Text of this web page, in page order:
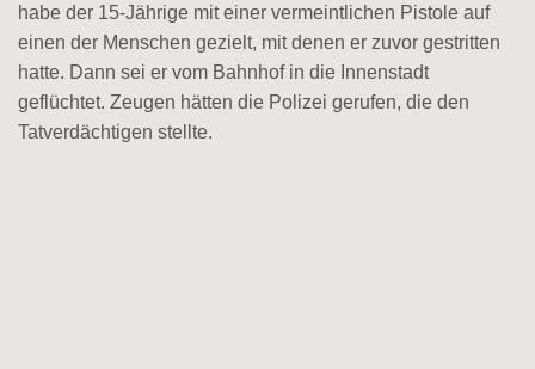
habe der 15-Jährige mit einer vermeintlichen Pistole auf
einen der Menschen gezielt, mit denen er zuvor gestritten
hatte. Dann sei er vom Bahnhof in die Innenstadt
geflüchtet. Zeugen hätten die Polizei gerufen, die den
Tatverdächtigen stellte.